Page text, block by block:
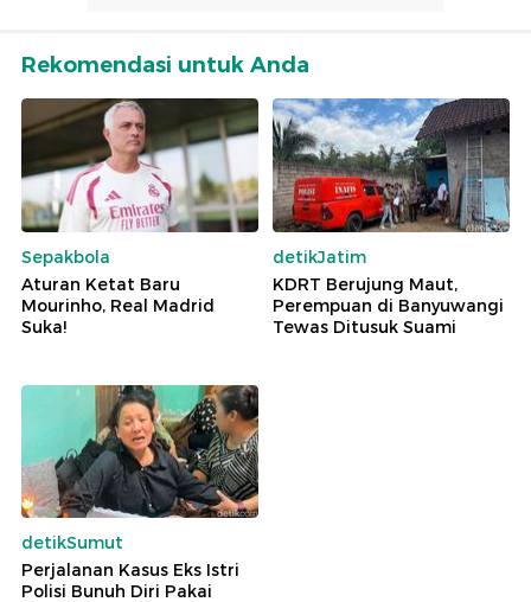
Rekomendasi untuk Anda
Sepakbola
Aturan Ketat Baru
Mourinho, Real Madrid
Suka!
detikJatim
KDRT Berujung Maut,
Perempuan di Banyuwangi
Tewas Ditusuk Suami
detikSumut
Perjalanan Kasus Eks Istri
Polisi Bunuh Diri Pakai